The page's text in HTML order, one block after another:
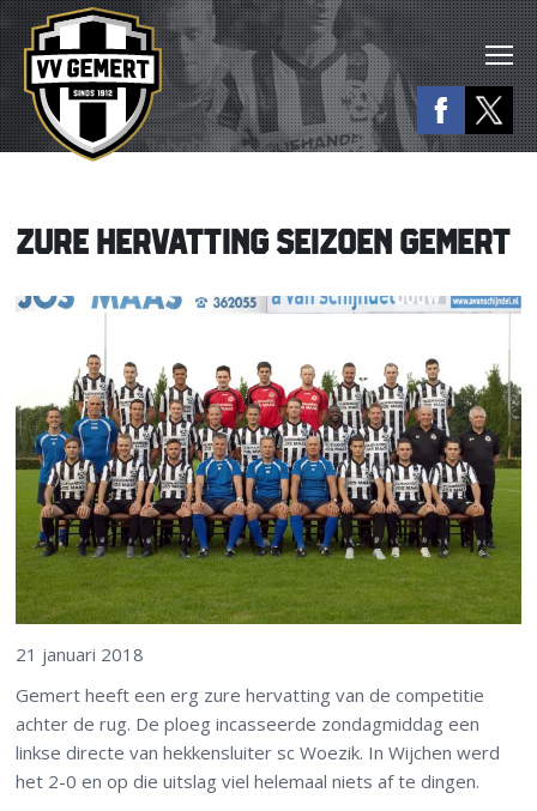
ZURE HERVATTING SEIZOEN GEMERT
21 januari 2018
Gemert heeft een erg zure hervatting van de competitie
achter de rug. De ploeg incasseerde zondagmiddag een
linkse directe van hekkensluiter sc Woezik. In Wijchen werd
het 2-0 en op die uitslag viel helemaal niets af te dingen.